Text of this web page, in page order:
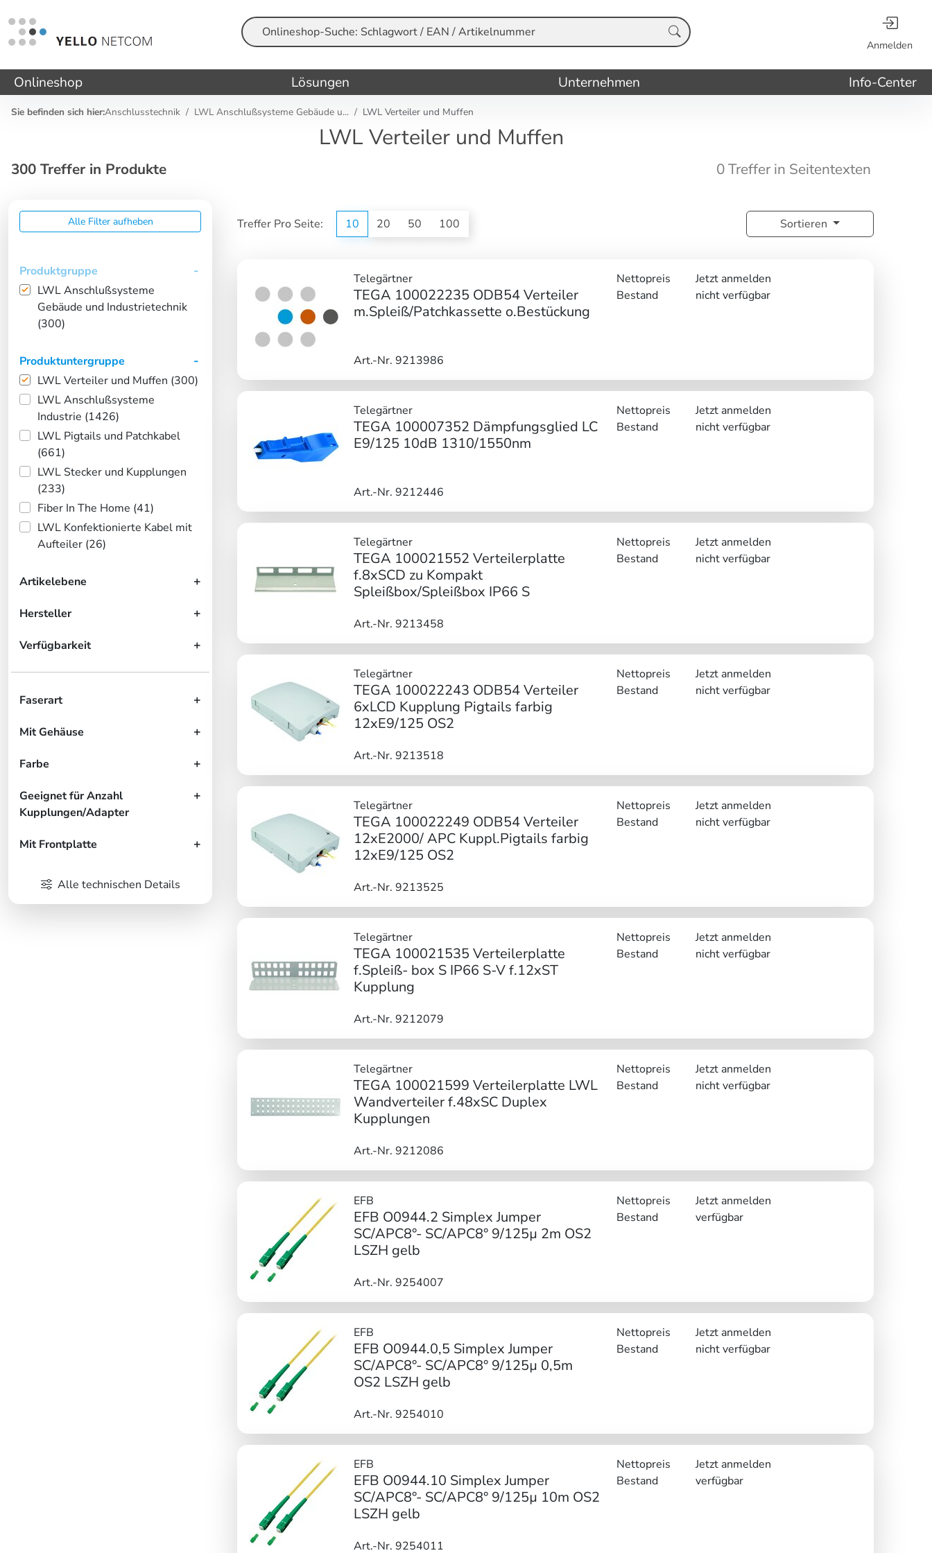
Suche Anmelden
Onlineshop Lösungen Unternehmen Info-Center
Sie befinden sich hier:Anschlusstechnik LWL Anschlußsysteme Gebäude u... LWL Verteiler und Muffen
LWL Verteiler und Muffen
300 Treffer in Produkte 0 Treffer in Seitentexten
Alle Filter aufheben
Produktgruppe
LWL Anschlußsysteme
Gebäude und Industrietechnik
(300)
Produktuntergruppe
LWL Verteiler und Muffen (300)
LWL Anschlußsysteme
Industrie (1426)
LWL Pigtails und Patchkabel
(661)
LWL Stecker und Kupplungen
(233)
Fiber In The Home (41)
LWL Konfektionierte Kabel mit
Aufteiler (26)
Artikelebene
Hersteller
Verfügbarkeit
Faserart
Mit Gehäuse
Farbe
Geeignet für Anzahl
Kupplungen/Adapter
Mit Frontplatte
Alle technischen Details
Treffer Pro Seite: 10 20 50 100 Sortieren
Telegärtner
TEGA 100022235 ODB54 Verteiler
m.Spleiß/Patchkassette o.Bestückung
Art.-Nr. 9213986
Nettopreis
Jetzt anmelden
Bestand
nicht verfügbar
Telegärtner
TEGA 100007352 Dämpfungsglied LC
E9/125 10dB 1310/1550nm
Art.-Nr. 9212446
Nettopreis
Jetzt anmelden
Bestand
nicht verfügbar
Telegärtner
TEGA 100021552 Verteilerplatte
f.8xSCD zu Kompakt
Spleißbox/Spleißbox IP66 S
Art.-Nr. 9213458
Nettopreis
Jetzt anmelden
Bestand
nicht verfügbar
Telegärtner
TEGA 100022243 ODB54 Verteiler
6xLCD Kupplung Pigtails farbig
12xE9/125 OS2
Art.-Nr. 9213518
Nettopreis
Jetzt anmelden
Bestand
nicht verfügbar
Telegärtner
TEGA 100022249 ODB54 Verteiler
12xE2000/ APC Kuppl.Pigtails farbig
12xE9/125 OS2
Art.-Nr. 9213525
Nettopreis
Jetzt anmelden
Bestand
nicht verfügbar
Telegärtner
TEGA 100021535 Verteilerplatte
f.Spleiß- box S IP66 S-V f.12xST
Kupplung
Art.-Nr. 9212079
Nettopreis
Jetzt anmelden
Bestand
nicht verfügbar
Telegärtner
TEGA 100021599 Verteilerplatte LWL
Wandverteiler f.48xSC Duplex
Kupplungen
Art.-Nr. 9212086
Nettopreis
Jetzt anmelden
Bestand
nicht verfügbar
EFB
EFB O0944.2 Simplex Jumper
SC/APC8°- SC/APC8° 9/125µ 2m OS2
LSZH gelb
Art.-Nr. 9254007
Nettopreis
Jetzt anmelden
Bestand
verfügbar
EFB
EFB O0944.0,5 Simplex Jumper
SC/APC8°- SC/APC8° 9/125µ 0,5m
OS2 LSZH gelb
Art.-Nr. 9254010
Nettopreis
Jetzt anmelden
Bestand
nicht verfügbar
EFB
EFB O0944.10 Simplex Jumper
SC/APC8°- SC/APC8° 9/125µ 10m OS2
LSZH gelb
Art.-Nr. 9254011
Nettopreis
Jetzt anmelden
Bestand
verfügbar